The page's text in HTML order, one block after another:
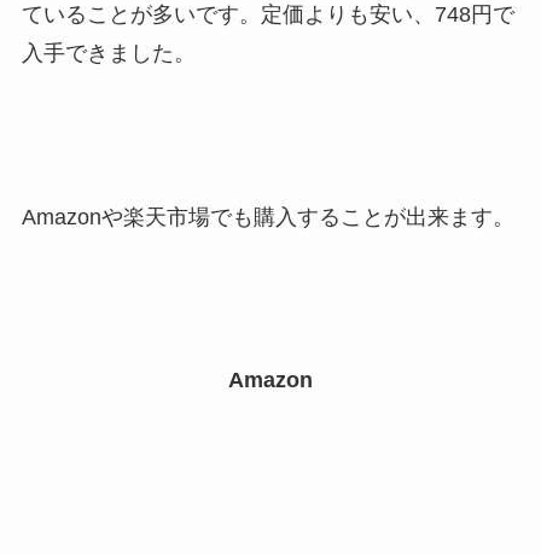
ていることが多いです。定価よりも安い、748円で
入手できました。
Amazonや楽天市場でも購入することが出来ます。
Amazon